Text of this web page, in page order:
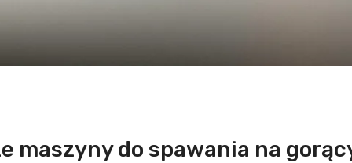
maszyny do spawania na